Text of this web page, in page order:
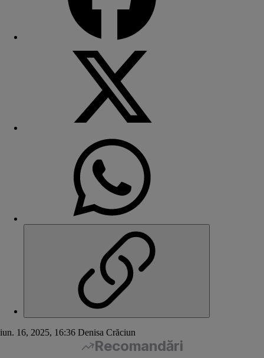
iun. 16, 2025, 16:36 Denisa Crăciun
Recomandări